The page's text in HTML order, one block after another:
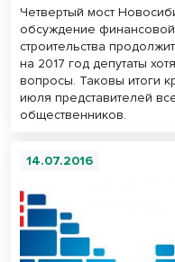
Четвертый мост
обсуждение финансовой
строительства
на 2017 год депутаты
вопросы. Таковы итоги
июля представителей
общественников.
14.07.2016